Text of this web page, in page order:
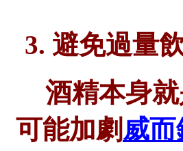
3. 避免過量
酒精本身
可能加劇 威而